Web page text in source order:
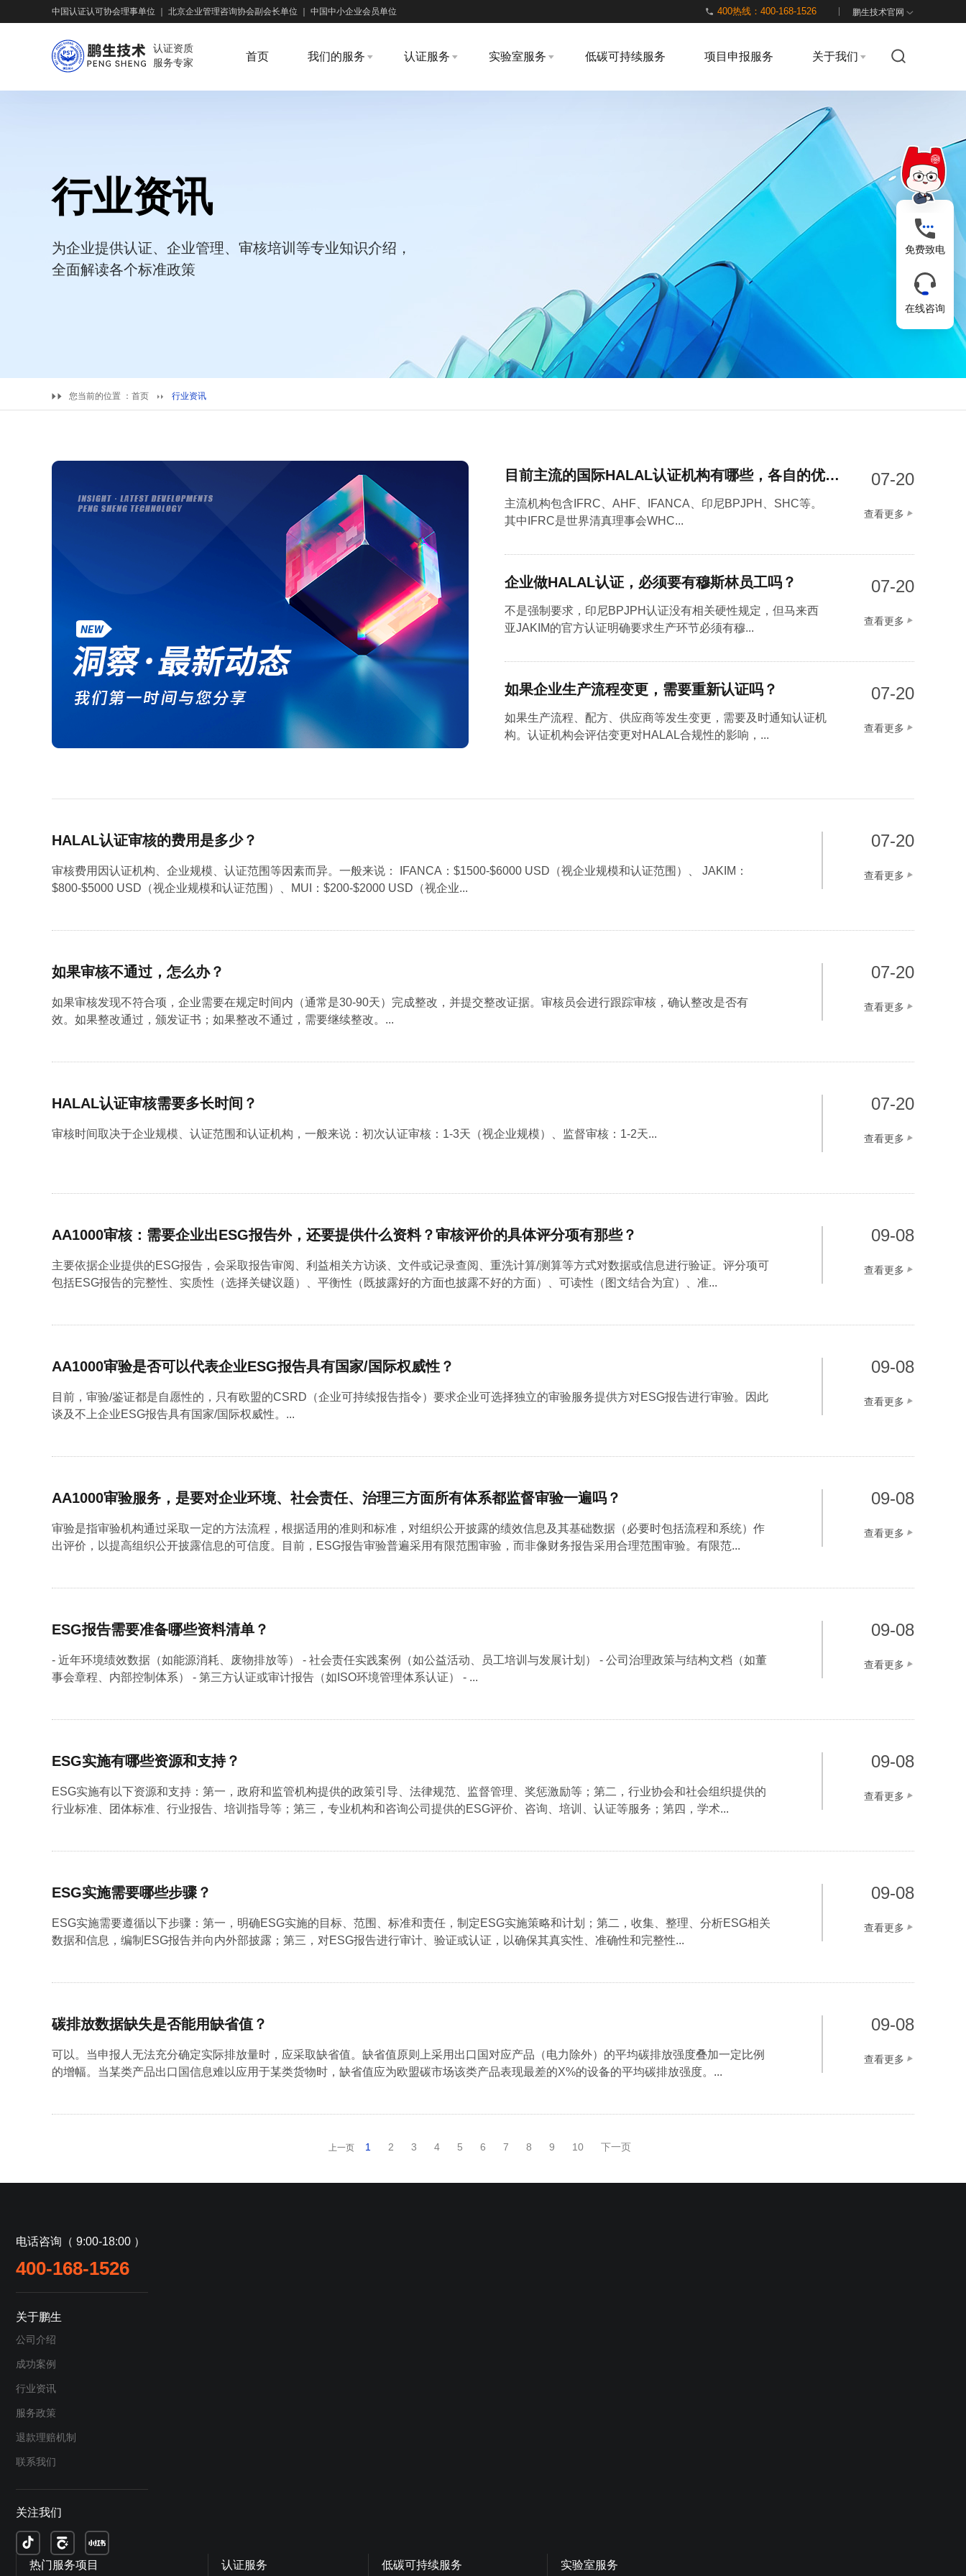
中国认证认可协会理事单位 北京企业管理咨询协会副会长单位 中国中小企业会员单位 400热线：400-168-1526 鹏生技术官网
认证资质
服务专家
首页 我们的服务 认证服务 实验室服务 低碳可持续服务 项目申报服务 关于我们
行业资讯
为企业提供认证、企业管理、审核培训等专业知识介绍，
全面解读各个标准政策
您当前的位置 ： 首页 行业资讯
目前主流的国际HALAL认证机构有哪些，各自的优势是什么？
主流机构包含IFRC、AHF、IFANCA、印尼BPJPH、SHC等。
其中IFRC是世界清真理事会WHC...
07-20
查看更多
企业做HALAL认证，必须要有穆斯林员工吗？
不是强制要求，印尼BPJPH认证没有相关硬性规定，但马来西
亚JAKIM的官方认证明确要求生产环节必须有穆...
07-20
查看更多
如果企业生产流程变更，需要重新认证吗？
如果生产流程、配方、供应商等发生变更，需要及时通知认证机
构。认证机构会评估变更对HALAL合规性的影响，...
07-20
查看更多
HALAL认证审核的费用是多少？
审核费用因认证机构、企业规模、认证范围等因素而异。一般来说： IFANCA：$1500-$6000 USD（视企业规模和认证范围）、 JAKIM：
$800-$5000 USD（视企业规模和认证范围）、MUI：$200-$2000 USD（视企业...
07-20
查看更多
如果审核不通过，怎么办？
如果审核发现不符合项，企业需要在规定时间内（通常是30-90天）完成整改，并提交整改证据。审核员会进行跟踪审核，确认整改是否有
效。如果整改通过，颁发证书；如果整改不通过，需要继续整改。...
07-20
查看更多
HALAL认证审核需要多长时间？
审核时间取决于企业规模、认证范围和认证机构，一般来说：初次认证审核：1-3天（视企业规模）、监督审核：1-2天...
07-20
查看更多
AA1000审核：需要企业出ESG报告外，还要提供什么资料？审核评价的具体评分项有那些？
主要依据企业提供的ESG报告，会采取报告审阅、利益相关方访谈、文件或记录查阅、重洗计算/测算等方式对数据或信息进行验证。评分项可
包括ESG报告的完整性、实质性（选择关键议题）、平衡性（既披露好的方面也披露不好的方面）、可读性（图文结合为宜）、准...
09-08
查看更多
AA1000审验是否可以代表企业ESG报告具有国家/国际权威性？
目前，审验/鉴证都是自愿性的，只有欧盟的CSRD（企业可持续报告指令）要求企业可选择独立的审验服务提供方对ESG报告进行审验。因此
谈及不上企业ESG报告具有国家/国际权威性。...
09-08
查看更多
AA1000审验服务，是要对企业环境、社会责任、治理三方面所有体系都监督审验一遍吗？
审验是指审验机构通过采取一定的方法流程，根据适用的准则和标准，对组织公开披露的绩效信息及其基础数据（必要时包括流程和系统）作
出评价，以提高组织公开披露信息的可信度。目前，ESG报告审验普遍采用有限范围审验，而非像财务报告采用合理范围审验。有限范...
09-08
查看更多
ESG报告需要准备哪些资料清单？
- 近年环境绩效数据（如能源消耗、废物排放等） - 社会责任实践案例（如公益活动、员工培训与发展计划） - 公司治理政策与结构文档（如董
事会章程、内部控制体系） - 第三方认证或审计报告（如ISO环境管理体系认证） - ...
09-08
查看更多
ESG实施有哪些资源和支持？
ESG实施有以下资源和支持：第一，政府和监管机构提供的政策引导、法律规范、监督管理、奖惩激励等；第二，行业协会和社会组织提供的
行业标准、团体标准、行业报告、培训指导等；第三，专业机构和咨询公司提供的ESG评价、咨询、培训、认证等服务；第四，学术...
09-08
查看更多
ESG实施需要哪些步骤？
ESG实施需要遵循以下步骤：第一，明确ESG实施的目标、范围、标准和责任，制定ESG实施策略和计划；第二，收集、整理、分析ESG相关
数据和信息，编制ESG报告并向内外部披露；第三，对ESG报告进行审计、验证或认证，以确保其真实性、准确性和完整性...
09-08
查看更多
碳排放数据缺失是否能用缺省值？
可以。当申报人无法充分确定实际排放量时，应采取缺省值。缺省值原则上采用出口国对应产品（电力除外）的平均碳排放强度叠加一定比例
的增幅。当某类产品出口国信息难以应用于某类货物时，缺省值应为欧盟碳市场该类产品表现最差的X%的设备的平均碳排放强度。...
09-08
查看更多
上一页 1 2 3 4 5 6 7 8 9 10 下一页
电话咨询（ 9:00-18:00 ）
400-168-1526
关于鹏生
公司介绍
成功案例
行业资讯
服务政策
退款理赔机制
联系我们
关注我们
热门服务项目 认证服务 低碳可持续服务 实验室服务
免费致电
在线咨询